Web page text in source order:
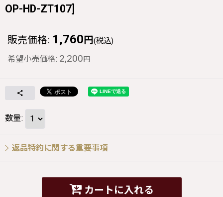
OP-HD-ZT107]
販売価格: 1,760 円 (税込)
希望小売価格: 2,200円
数量:
返品特約に関する重要事項
カートに入れる